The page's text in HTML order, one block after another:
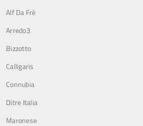
Alf Da Frè
Arredo3
Bizzotto
Calligaris
Connubia
Ditre Italia
Maronese